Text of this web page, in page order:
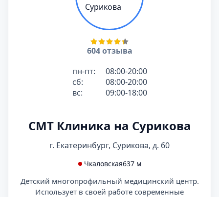
604 отзыва
пн-пт:
08:00-20:00
сб:
08:00-20:00
вс:
09:00-18:00
СМТ Клиника на Сурикова
г. Екатеринбург, Сурикова, д. 60
Чкаловская637 м
Детский многопрофильный медицинский центр.
Использует в своей работе современные